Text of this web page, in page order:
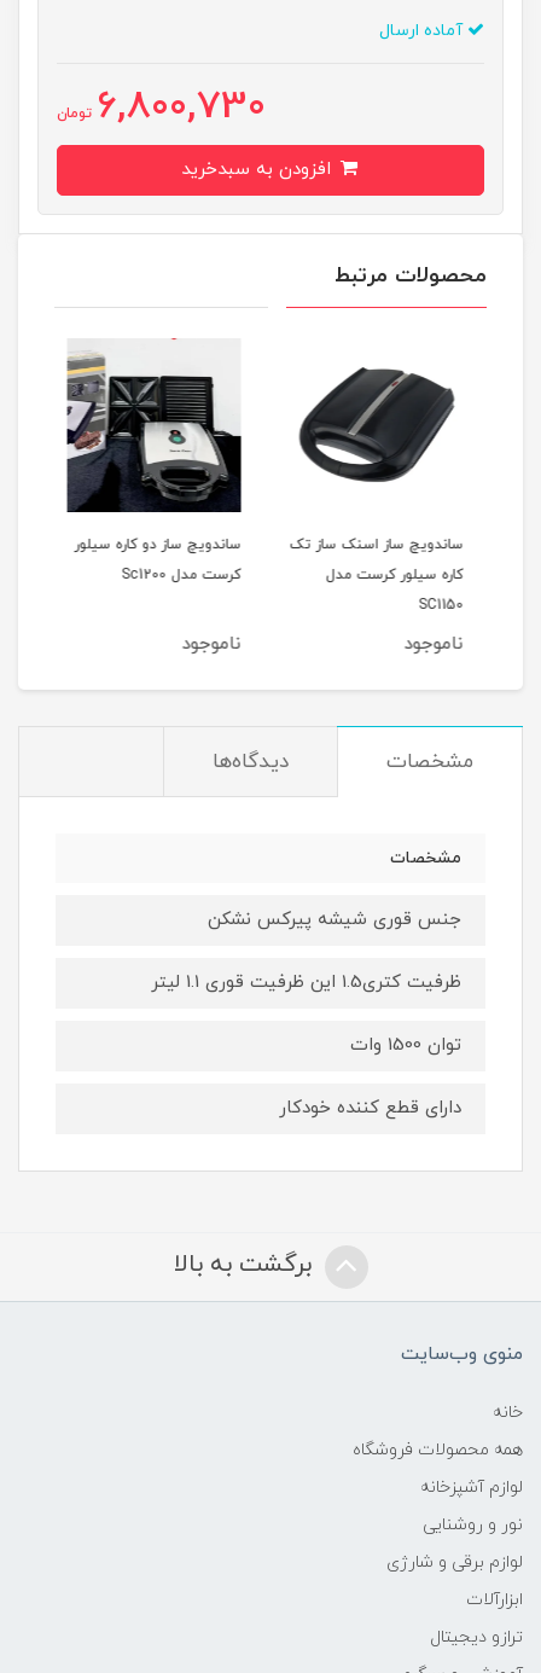
آماده ارسال
6,800,730 تومان
محصولات مرتبط
ساندویچ ساز اسنک ساز تک
کاره سیلور کرست مدل
SC1150
ناموجود
ساندویچ ساز دو کاره سیلور
کرست مدل Sc1200
ناموجود
مشخصات دیدگاه‌ها
مشخصات
جنس قوری شیشه پیرکس نشکن
ظرفیت کتری1.5 این ظرفیت قوری 1.1 لیتر
توان 1500 وات
دارای قطع کننده خودکار
برگشت به بالا
منوی وب‌سایت
خانه
همه محصولات فروشگاه
لوازم آشپزخانه
نور و روشنایی
لوازم برقی و شارژی
ابزارآلات
ترازو دیجیتال